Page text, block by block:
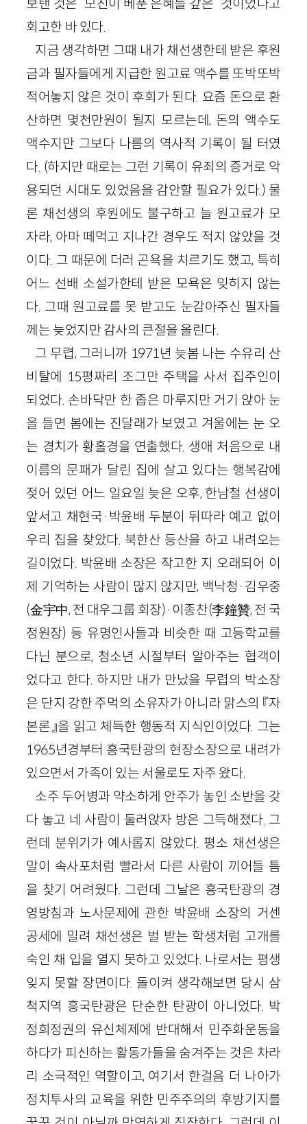
보탠 것은 “모친이 베푼 은혜를 갚은” 것이었다고
회고한 바 있다.
지금 생각하면 그때 내가 채선생한테 받은 후원
금과 필자들에게 지급한 원고료 액수를 또박또박
적어놓지 않은 것이 후회가 된다. 요즘 돈으로 환
산하면 몇천만원이 될지 모르는데, 돈의 액수도
액수지만 그보다 나름의 역사적 기록이 될 터였
다. (하지만 때로는 그런 기록이 유죄의 증거로 악
용되던 시대도 있었음을 감안할 필요가 있다.) 물
론 채선생의 후원에도 불구하고 늘 원고료가 모
자라, 아마 떼먹고 지나간 경우도 적지 않았을 것
이다. 그 때문에 더러 곤욕을 치르기도 했고, 특히
어느 선배 소설가한테 받은 모욕은 잊히지 않는
다. 그때 원고료를 못 받고도 눈감아주신 필자들
께는 늦었지만 감사의 큰절을 올린다.
그 무렵, 그러니까 1971년 늦봄 나는 수유리 산
비탈에 15평짜리 조그만 주택을 사서 집주인이
되었다. 손바닥만 한 좁은 마루지만 거기 앉아 눈
을 들면 봄에는 진달래가 보였고 겨울에는 눈 오
는 경치가 황홀경을 연출했다. 생애 처음으로 내
이름의 문패가 달린 집에 살고 있다는 행복감에
젖어 있던 어느 일요일 늦은 오후, 한남철 선생이
앞서고 채현국·박윤배 두분이 뒤따라 예고 없이
우리 집을 찾았다. 북한산 등산을 하고 내려오는
길이었다. 박윤배 소장은 작고한 지 오래되어 이
제 기억하는 사람이 많지 않지만, 백낙청·김우중
(金宇中, 전 대우그룹 회장)·이종찬(李鐘贊, 전 국
정원장) 등 유명인사들과 비슷한 때 고등학교를
다닌 분으로, 청소년 시절부터 알아주는 협객이
었다고 한다. 하지만 내가 만났을 무렵의 박소장
은 단지 강한 주먹의 소유자가 아니라 맑스의 『자
본론』을 읽고 체득한 행동적 지식인이었다. 그는
1965년경부터 흥국탄광의 현장소장으로 내려가
있으면서 가족이 있는 서울로도 자주 왔다.
소주 두어병과 약소하게 안주가 놓인 소반을 갖
다 놓고 네 사람이 둘러앉자 방은 그득해졌다. 그
런데 분위기가 예사롭지 않았다. 평소 채선생은
말이 속사포처럼 빨라서 다른 사람이 끼어들 틈
을 찾기 어려웠다. 그런데 그날은 흥국탄광의 경
영방침과 노사문제에 관한 박윤배 소장의 거센
공세에 밀려 채선생은 벌 받는 학생처럼 고개를
숙인 채 입을 열지 못하고 있었다. 나로서는 평생
잊지 못할 장면이다. 돌이켜 생각해보면 당시 삼
척지역 흥국탄광은 단순한 탄광이 아니었다. 박
정희정권의 유신체제에 반대해서 민주화운동을
하다가 피신하는 활동가들을 숨겨주는 것은 차라
리 소극적인 역할이고, 여기서 한걸음 더 나아가
정치투사의 교육을 위한 민주주의의 후방기지를